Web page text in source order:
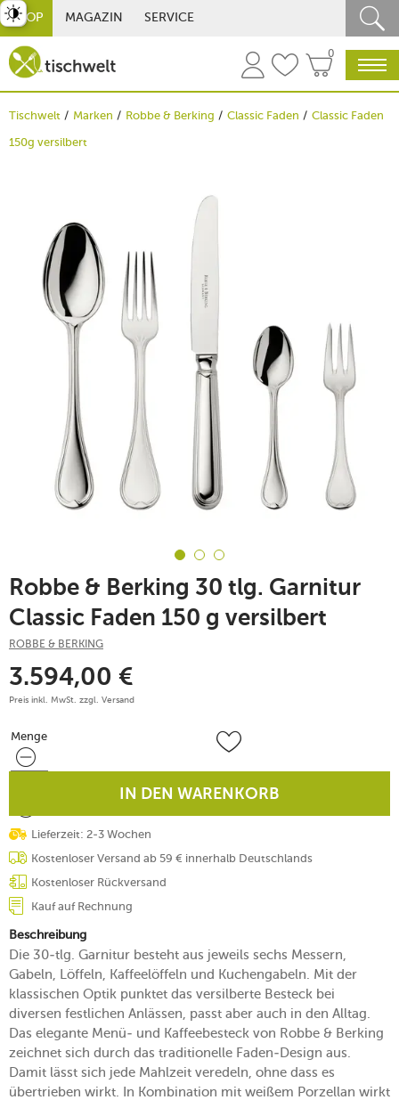
SHOP MAGAZIN SERVICE
0
Tischwelt Marken Robbe & Berking Classic Faden
Classic Faden
150g versilbert
Robbe & Berking 30 tlg. Garnitur
Classic Faden 150 g versilbert
ROBBE & BERKING
3.594,00 €
Preis inkl. MwSt. zzgl. Versand
Menge
Menge
IN DEN WARENKORB
Lieferzeit: 2-3 Wochen
Kostenloser Versand ab 59 € innerhalb Deutschlands
Kostenloser Rückversand
Kauf auf Rechnung
Beschreibung
Die 30-tlg. Garnitur besteht aus jeweils sechs Messern,
Gabeln, Löffeln, Kaffeelöffeln und Kuchengabeln. Mit der
klassischen Optik punktet das versilberte Besteck bei
diversen festlichen Anlässen, passt aber auch in den Alltag.
Das elegante Menü- und Kaffeebesteck von Robbe & Berking
zeichnet sich durch das traditionelle Faden-Design aus.
Damit lässt sich jede Mahlzeit veredeln, ohne dass es
übertrieben wirkt. In Kombination mit weißem Porzellan wirkt
umschalten